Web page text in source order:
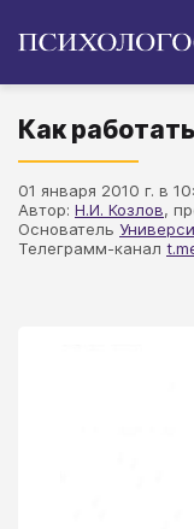
Как
01 января 2010 г. в
Автор: Н.И. Козлов,
Основатель
Телеграмм-канал